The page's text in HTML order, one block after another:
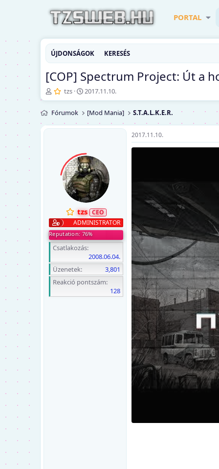
PORTAL
ÚJDONSÁGOK KERESÉS
[COP] Spectrum Project: Út a
T
é
m
a
i
tzs
K
e
d
ő
t
u
m
2017.11.10.
Fórumok [Mod Mania] S.T.A.L.K.E.R.
tzs
ADMINISTRATOR
Reputation: 76%
Csatlakozás
2008.06.04.
Üzenetek
3,801
Reakció pontszám
128
2017.11.10.